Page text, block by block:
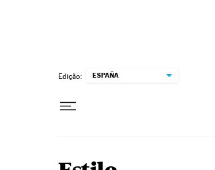
Edição: ESPAÑA